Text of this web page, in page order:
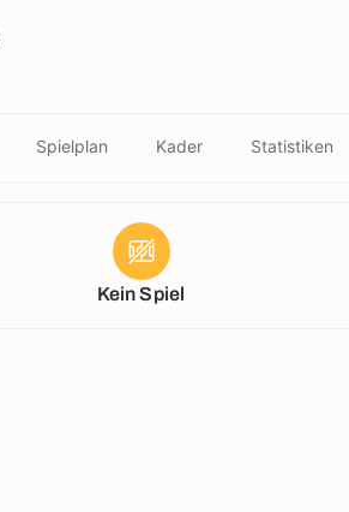
Spielplan Kader Statistiken
Kein Spiel